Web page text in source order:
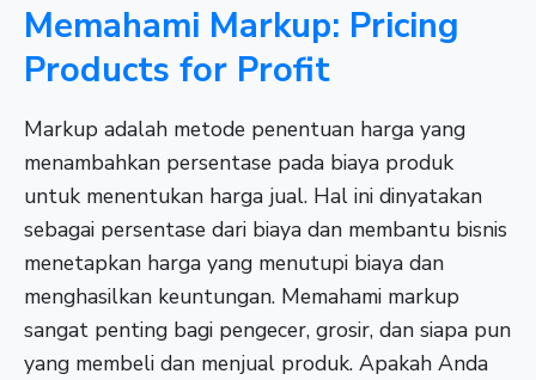
Memahami Markup: Pricing
Products for Profit
Markup adalah metode penentuan harga yang
menambahkan persentase pada biaya produk
untuk menentukan harga jual. Hal ini dinyatakan
sebagai persentase dari biaya dan membantu bisnis
menetapkan harga yang menutupi biaya dan
menghasilkan keuntungan. Memahami markup
sangat penting bagi pengecer, grosir, dan siapa pun
yang membeli dan menjual produk. Apakah Anda